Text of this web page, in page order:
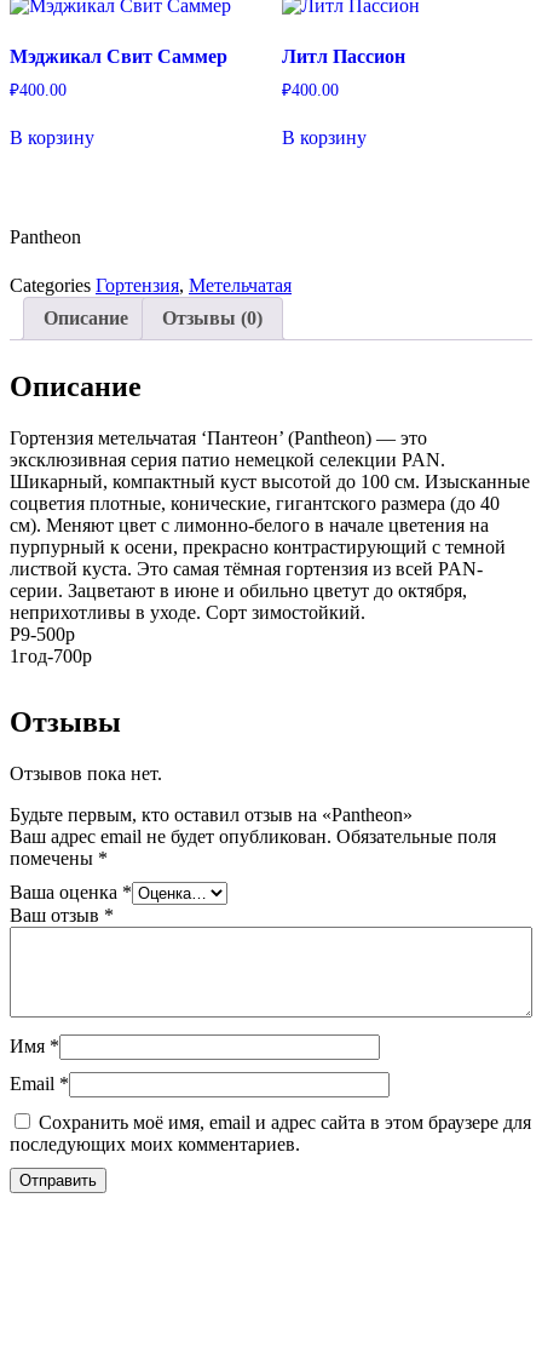
Мэджикал Свит Саммер
₽400.00
В корзину
Литл Пассион
₽400.00
В корзину
Pantheon
Categories Гортензия, Метельчатая
Описание
Отзывы (0)
Описание
Гортензия метельчатая ‘Пантеон’ (Pantheon) — это
эксклюзивная серия патио немецкой селекции PAN.
Шикарный, компактный куст высотой до 100 см. Изысканные
соцветия плотные, конические, гигантского размера (до 40
см). Меняют цвет с лимонно-белого в начале цветения на
пурпурный к осени, прекрасно контрастирующий с темной
листвой куста. Это самая тёмная гортензия из всей PAN-
серии. Зацветают в июне и обильно цветут до октября,
неприхотливы в уходе. Сорт зимостойкий.
Р9-500р
1год-700р
Отзывы
Отзывов пока нет.
Будьте первым, кто оставил отзыв на «Pantheon»
Ваш адрес email не будет опубликован. Обязательные поля
помечены *
Ваша оценка *
Ваш отзыв *
Имя *
Email *
Сохранить моё имя, email и адрес сайта в этом браузере для
последующих моих комментариев.